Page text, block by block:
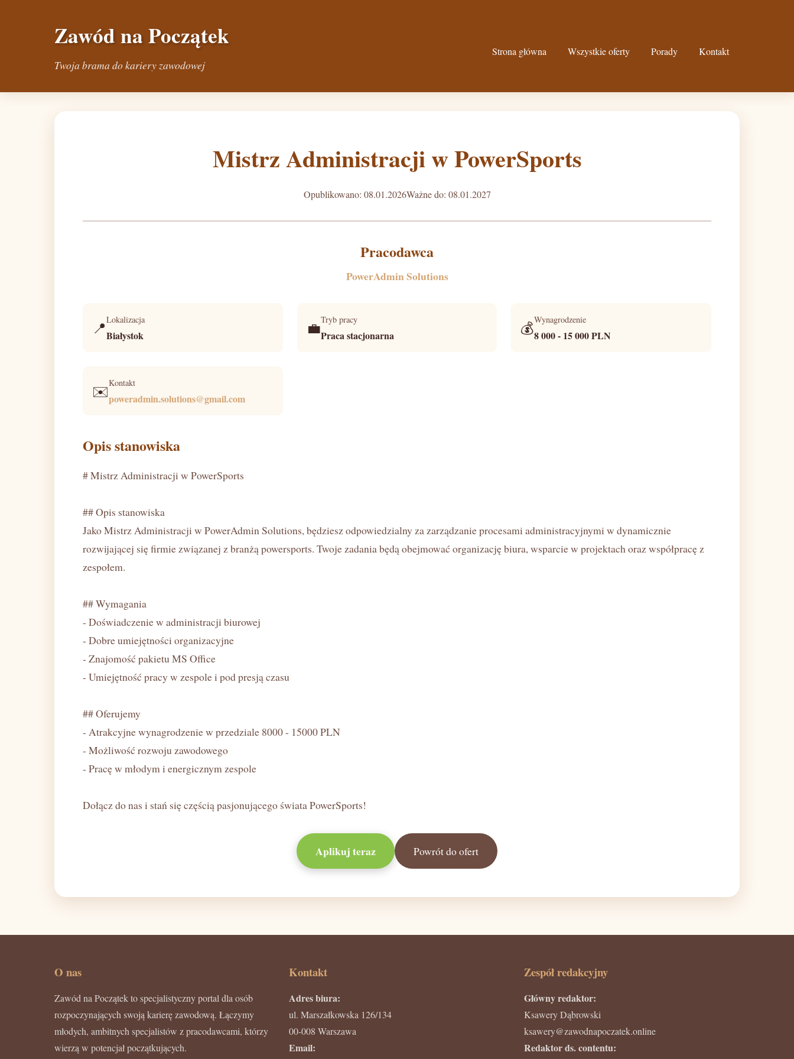
Zawód na Początek
Twoja brama do kariery zawodowej
Strona główna Wszystkie oferty Porady Kontakt
Mistrz Administracji w PowerSports
Opublikowano: 08.01.2026Ważne do: 08.01.2027
Pracodawca
PowerAdmin Solutions
📍Lokalizacja
Białystok 💼Tryb pracy
Praca stacjonarna 💰Wynagrodzenie
8 000 - 15 000 PLN
✉️Kontakt
poweradmin.solutions@gmail.com
Opis stanowiska
# Mistrz Administracji w PowerSports
## Opis stanowiska
Jako Mistrz Administracji w PowerAdmin Solutions, będziesz odpowiedzialny za zarządzanie procesami administracyjnymi w dynamicznie
rozwijającej się firmie związanej z branżą powersports. Twoje zadania będą obejmować organizację biura, wsparcie w projektach oraz współpracę z
zespołem.
## Wymagania
- Doświadczenie w administracji biurowej
- Dobre umiejętności organizacyjne
- Znajomość pakietu MS Office
- Umiejętność pracy w zespole i pod presją czasu
## Oferujemy
- Atrakcyjne wynagrodzenie w przedziale 8000 - 15000 PLN
- Możliwość rozwoju zawodowego
- Pracę w młodym i energicznym zespole
Dołącz do nas i stań się częścią pasjonującego świata PowerSports!
Aplikuj teraz Powrót do ofert
O nas
Zawód na Początek to specjalistyczny portal dla osób
rozpoczynających swoją karierę zawodową. Łączymy
młodych, ambitnych specjalistów z pracodawcami, którzy
wierzą w potencjał początkujących.
Kontakt
Adres biura:
ul. Marszałkowska 126/134
00-008 Warszawa
Email:
Zespół redakcyjny
Główny redaktor:
Ksawery Dąbrowski
ksawery@zawodnapoczatek.online
Redaktor ds. contentu: